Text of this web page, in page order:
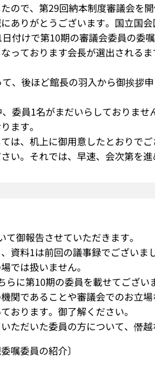
ので、第29回納本制度審議会を
ありがとうございます。国立国
付けで第10期の審議会委員の委
っております会長が選出される
、後ほど館長の羽入から御挨拶
委員1名がまだいらしておりま
ます。
は、机上に御用意したとおりで
い。それでは、早速、会次第を進
御報告させていただきます。
資料1は前回の議事録でござい
では扱いません。
らに第10期の委員を載せてござ
関であることや審議会でのお立
おります。御了解ください。
ただいた委員の方について、僭
嘱委員の紹介〕